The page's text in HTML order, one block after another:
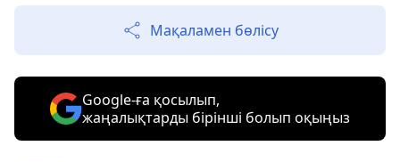
Мақаламен бөлісу
Google-ға қосылып,
жаңалықтарды бірінші болып оқыңыз